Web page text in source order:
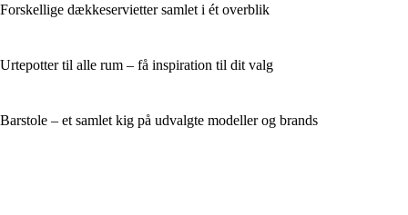
Forskellige dækkeservietter samlet i ét overblik
Urtepotter til alle rum – få inspiration til dit valg
Barstole – et samlet kig på udvalgte modeller og brands